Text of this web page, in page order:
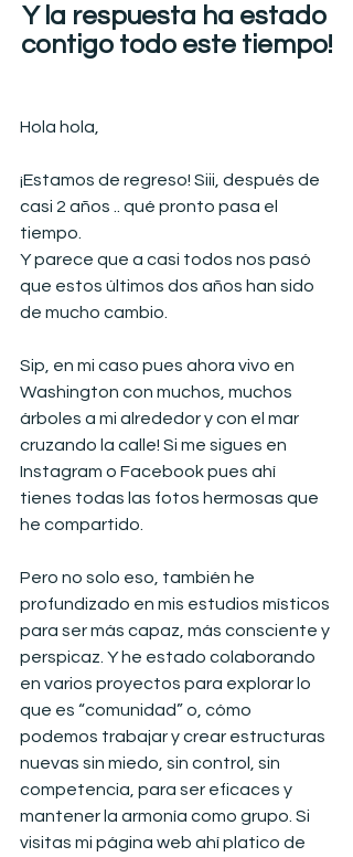
Y la respuesta ha estado
contigo todo este tiempo!
Hola hola,
¡Estamos de regreso! Siii, después de
casi 2 años .. qué pronto pasa el
tiempo.
Y parece que a casi todos nos pasó
que estos últimos dos años han sido
de mucho cambio.
Sip, en mi caso pues ahora vivo en
Washington con muchos, muchos
árboles a mi alrededor y con el mar
cruzando la calle! Si me sigues en
Instagram o Facebook pues ahí
tienes todas las fotos hermosas que
he compartido.
Pero no solo eso, también he
profundizado en mis estudios místicos
para ser más capaz, más consciente y
perspicaz. Y he estado colaborando
en varios proyectos para explorar lo
que es “comunidad” o, cómo
podemos trabajar y crear estructuras
nuevas sin miedo, sin control, sin
competencia, para ser eficaces y
mantener la armonía como grupo. Si
visitas mi página web ahí platico de